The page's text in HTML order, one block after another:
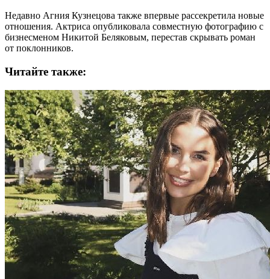
Недавно Агния Кузнецова также впервые рассекретила новые
отношения. Актриса опубликовала совместную фотографию с
бизнесменом Никитой Беляковым, перестав скрывать роман
от поклонников.
Читайте также: